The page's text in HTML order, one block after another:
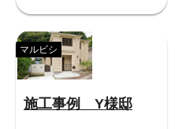
施工事例 Y様邸
マルビシ